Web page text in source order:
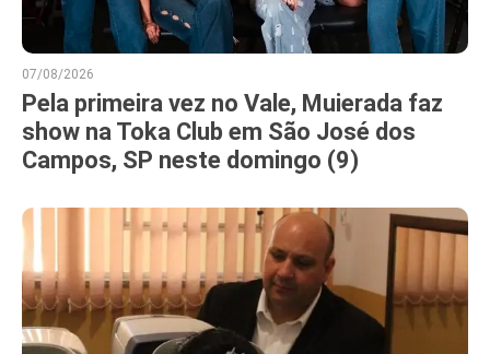
07/08/2026
Pela primeira vez no Vale, Muierada faz
show na Toka Club em São José dos
Campos, SP neste domingo (9)